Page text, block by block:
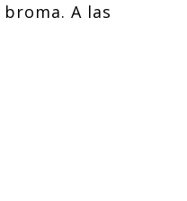
A las